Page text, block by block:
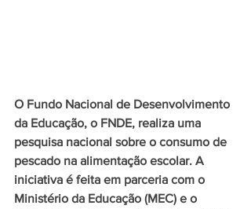
O Fundo Nacional de Desenvolvimento
da Educação, o FNDE, realiza uma
pesquisa nacional sobre o consumo de
pescado na alimentação escolar. A
iniciativa é feita em parceria com o
Ministério da Educação (MEC) e o